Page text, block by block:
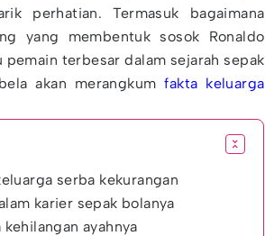
perhatian. Termasuk bagaimana
yang membentuk sosok Ronaldo
terbesar dalam sejarah sepak
akan merangkumfakta keluarga
serba kekurangan
karier sepak bolanya
ayahnya